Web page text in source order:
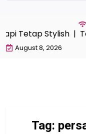
Tetap Stylish |
August 8, 2026
Tag: